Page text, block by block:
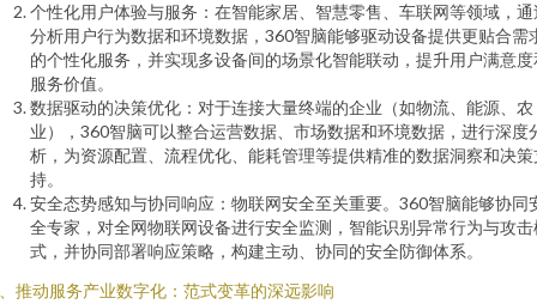
个性化用户体验与服务：在智能家居、智慧零售、车联网等领域，通
分析用户行为数据和环境数据，360智脑能够驱动设备提供更贴合需
的个性化服务，并实现多设备间的场景化智能联动，提升用户满意度
服务价值。
数据驱动的决策优化：对于连接大量终端的企业（如物流、能源、农
业），360智脑可以整合运营数据、市场数据和环境数据，进行深度
析，为资源配置、流程优化、能耗管理等提供精准的数据洞察和决策
持。
安全态势感知与协同响应：物联网安全至关重要。360智脑能够协同
全专家，对全网物联网设备进行安全监测，智能识别异常行为与攻击
式，并协同部署响应策略，构建主动、协同的安全防御体系。
推动服务产业数字化：范式变革的深远影响